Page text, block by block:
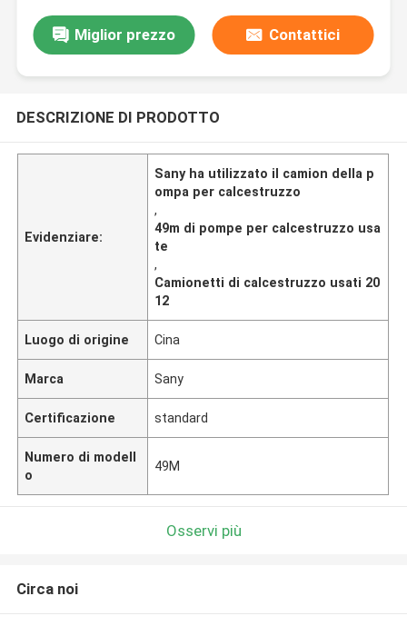
Miglior prezzo Contattici
DESCRIZIONE DI PRODOTTO
Evidenziare:
Sany ha utilizzato il camion della p
ompa per calcestruzzo
,
49m di pompe per calcestruzzo usa
te
,
Camionetti di calcestruzzo usati 20
12
Luogo di origine Cina
Marca Sany
Certificazione standard
Numero di modell
o
49M
Osservi più
Circa noi